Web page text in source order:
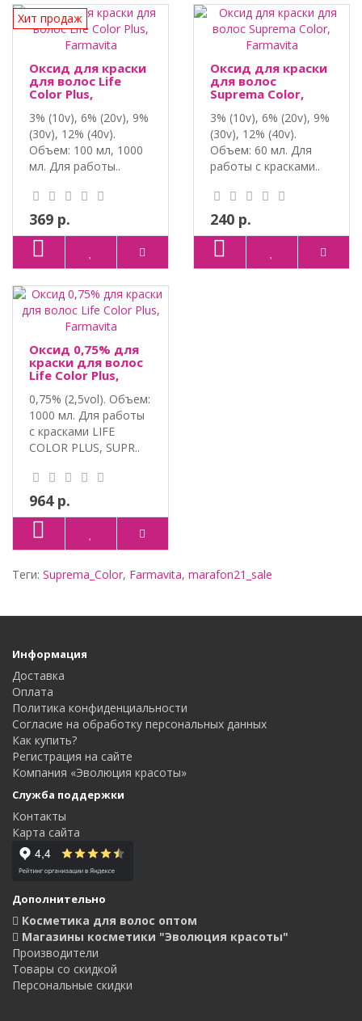
Хит продаж
Оксид для краски
для волос Life
Color Plus,
3% (10v), 6% (20v), 9%
(30v), 12% (40v).
Объем: 100 мл, 1000
мл. Для работы..
369 р.
Оксид для краски
для волос
Suprema Color,
3% (10v), 6% (20v), 9%
(30v), 12% (40v).
Объем: 60 мл. Для
работы с красками..
240 р.
Оксид 0,75% для
краски для волос
Life Color Plus,
0,75% (2,5vol). Объем:
1000 мл. Для работы
с красками LIFE
COLOR PLUS, SUPR..
964 р.
Теги: Suprema_Color, Farmavita, marafon21_sale
Информация
Доставка
Оплата
Политика конфиденциальности
Согласие на обработку персональных данных
Как купить?
Регистрация на сайте
Компания «Эволюция красоты»
Служба поддержки
Контакты
Карта сайта
Дополнительно
Косметика для волос оптом
Магазины косметики "Эволюция красоты"
Производители
Товары со скидкой
Персональные скидки